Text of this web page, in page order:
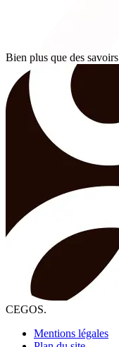
Bien plus que des savoirs
CEGOS.
Mentions légales